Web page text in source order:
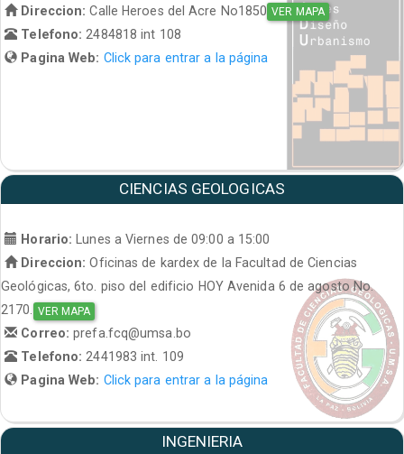
Direccion: Calle Heroes del Acre No1850 VER MAPA
Telefono: 2484818 int 108
Pagina Web: Click para entrar a la página
CIENCIAS GEOLOGICAS
Horario: Lunes a Viernes de 09:00 a 15:00
Direccion: Oficinas de kardex de la Facultad de Ciencias
Geológicas, 6to. piso del edificio HOY Avenida 6 de agosto No.
2170. VER MAPA
Correo:prefa.fcq@umsa.bo
Telefono:2441983 int. 109
Pagina Web: Click para entrar a la página
INGENIERIA